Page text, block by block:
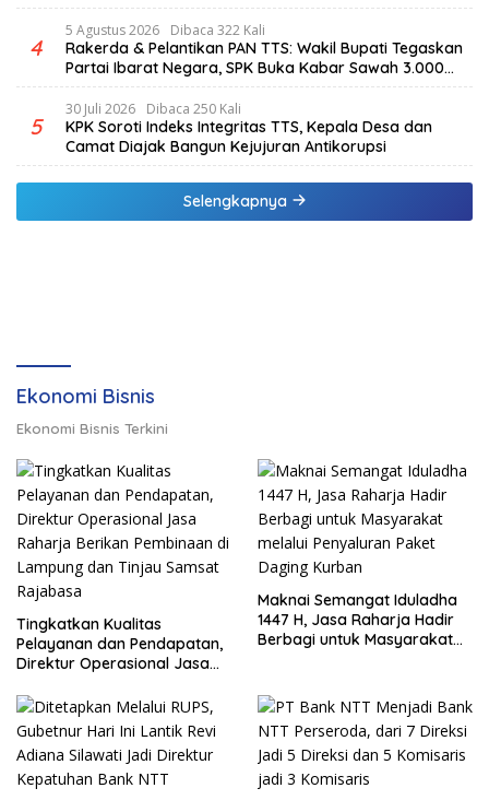
4
5 Agustus 2026 Dibaca 322 Kali
Rakerda & Pelantikan PAN TTS: Wakil Bupati Tegaskan
Partai Ibarat Negara, SPK Buka Kabar Sawah 3.000
Hektar & Larangan Politik Uang
5
30 Juli 2026 Dibaca 250 Kali
KPK Soroti Indeks Integritas TTS, Kepala Desa dan
Camat Diajak Bangun Kejujuran Antikorupsi
Selengkapnya
Ekonomi Bisnis
Ekonomi Bisnis Terkini
Tingkatkan Kualitas
Pelayanan dan Pendapatan,
Direktur Operasional Jasa
di Lampung dan Tinjau
Samsat Rajabasa
Maknai Semangat Iduladha
1447 H, Jasa Raharja Hadir
Berbagi untuk Masyarakat